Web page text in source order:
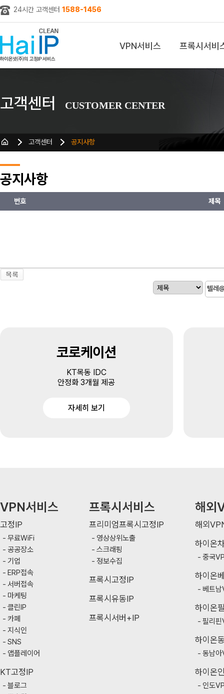
24시간 고객센터 1588-1456
VPN서비스 프록시서비
고객센터 CUSTOMER CENTER
고객센터 공지사항
공지사항
번호 제목
코로케이션
KT목동 IDC
안정화 3개월 제공
자세히 보기
VPN서비스
고정IP
무료WiFi
공공장소
기업
ERP접속
서버접속
마케팅
클린IP
카페
지식인
SNS
앱플레이어
KT고정IP
블로그
프록시서비스
프리미엄프록시고정IP
영상상위노출
스크래핑
정보수집
프록시고정IP
프록시유동IP
프록시서버+IP
해외
해외
하이온
중국
하이온
베트
하이온
필리
하이온
동남
하이온
인도